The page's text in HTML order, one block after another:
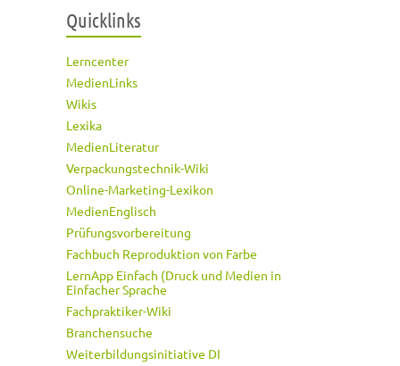
Quicklinks
Lerncenter
MedienLinks
Wikis
Lexika
MedienLiteratur
Verpackungstechnik-Wiki
Online-Marketing-Lexikon
MedienEnglisch
Prüfungsvorbereitung
Fachbuch Reproduktion von Farbe
LernApp Einfach (Druck und Medien in
Einfacher Sprache
Fachpraktiker-Wiki
Branchensuche
Weiterbildungsinitiative DI